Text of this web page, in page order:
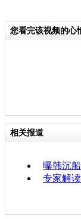
您看完该视频的心
相关报道
曝韩沉
专家解